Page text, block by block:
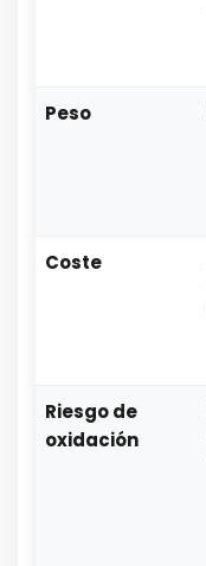
Peso
Coste
Riesgo de
oxidación